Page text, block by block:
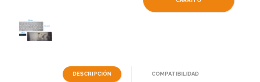
DESCRIPCIÓN COMPATIBILIDAD